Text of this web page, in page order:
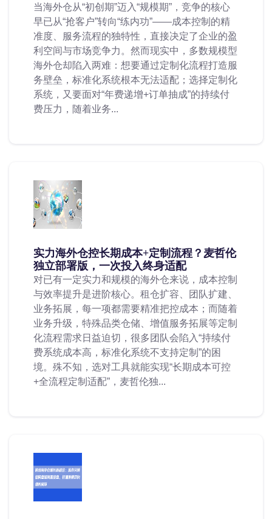
当海外仓从“初创期”迈入“规模期”，竞争的核心
早已从“抢客户”转向“练内功”——成本控制的精
准度、服务流程的独特性，直接决定了企业的盈
利空间与市场竞争力。然而现实中，多数规模型
海外仓却陷入两难：想要通过定制化流程打造服
务壁垒，标准化系统根本无法适配；选择定制化
系统，又要面对“年费递增+订单抽成”的持续付
费压力，随着业务...
实力海外仓控长期成本+定制流程？麦哲伦
独立部署版，一次投入终身适配
对已有一定实力和规模的海外仓来说，成本控制
与效率提升是进阶核心。租仓扩容、团队扩建、
业务拓展，每一项都需要精准把控成本；而随着
业务升级，特殊品类仓储、增值服务拓展等定制
化流程需求日益迫切，很多团队会陷入“持续付
费系统成本高，标准化系统不支持定制”的困
境。殊不知，选对工具就能实现“长期成本可控
+全流程定制适配”，麦哲伦独...